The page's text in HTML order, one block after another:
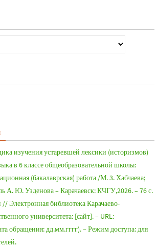
изучения устаревшей лексики (историзмов)
в 6 классе общеобразовательной школы:
(бакалаврская) работа /М. 3. Хабчаева;
А. Ю. Узденова – Карачаевск: КЧГУ,2026. – 76 с.
Электронная библиотека Карачаево-
университета: [сайт]. – URL:
обращения: дд.мм.гггг). – Режим доступа: для